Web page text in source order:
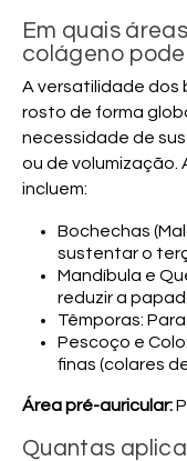
Em quais
colágeno
A versatilidade dos
rosto de forma
necessidade de
ou de volumização.
incluem:
Bochechas
sustentar o
Mandíbula e
reduzir a
Têmporas:
Pescoço e Colo:
finas (colares
Área pré-auricular:
Quantas